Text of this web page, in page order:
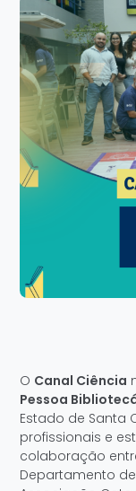
O Canal Ciência
Pessoa
Estado de Santa
profissionais e
colaboração
Departamento de